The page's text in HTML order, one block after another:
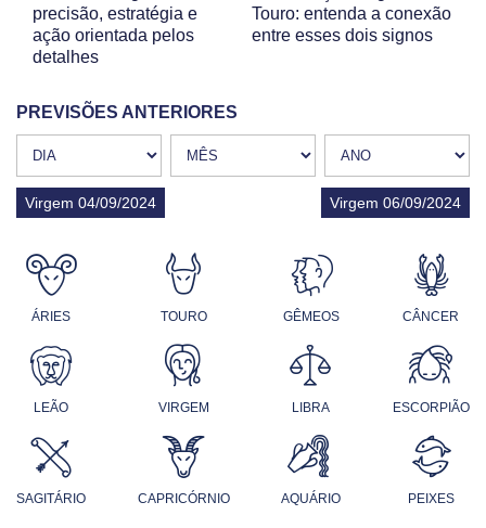
precisão, estratégia e
ação orientada pelos
detalhes
Touro: entenda a conexão
entre esses dois signos
PREVISÕES ANTERIORES
Virgem 04/09/2024 Virgem 06/09/2024
ÁRIES TOURO GÊMEOS CÂNCER
LEÃO VIRGEM LIBRA ESCORPIÃO
SAGITÁRIO CAPRICÓRNIO AQUÁRIO PEIXES